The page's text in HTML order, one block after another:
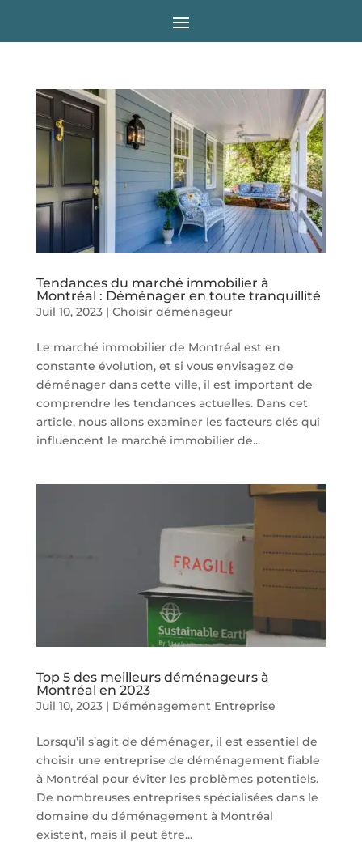
Tendances du marché immobilier à
Montréal : Déménager en toute tranquillité
Juil 10, 2023| Choisir déménageur
Le marché immobilier de Montréal est en
constante évolution, et si vous envisagez de
déménager dans cette ville, il est important de
comprendre les tendances actuelles. Dans cet
article, nous allons examiner les facteurs clés qui
influencent le marché immobilier de...
Top 5 des meilleurs déménageurs à
Montréal en 2023
Juil 10, 2023| Déménagement Entreprise
Lorsqu’il s’agit de déménager, il est essentiel de
choisir une entreprise de déménagement fiable
à Montréal pour éviter les problèmes potentiels.
De nombreuses entreprises spécialisées dans le
domaine du déménagement à Montréal
existent, mais il peut être...